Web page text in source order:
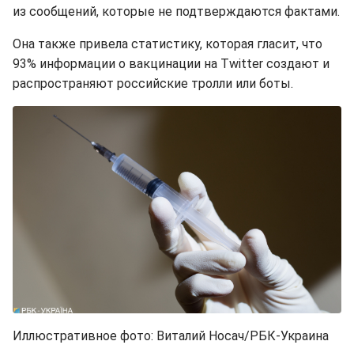
из сообщений, которые не подтверждаются фактами.
Она также привела статистику, которая гласит, что
93% информации о вакцинации на Twitter создают и
распространяют российские тролли или боты.
Иллюстративное фото: Виталий Носач/РБК-Украина